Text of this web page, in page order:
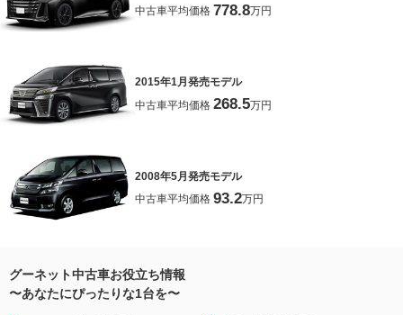
中古車平均価格 778.8万円
2015年1月発売モデル
中古車平均価格 268.5万円
2008年5月発売モデル
中古車平均価格 93.2万円
グーネット中古車お役立ち情報
〜あなたにぴったりな1台を〜